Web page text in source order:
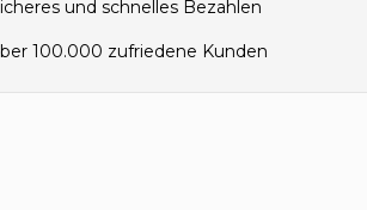
und schnelles Bezahlen
100.000 zufriedene Kunden